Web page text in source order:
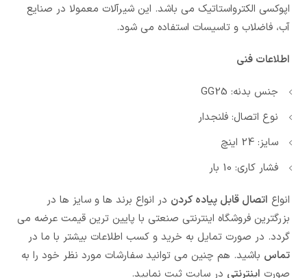
اپوکسی الکترواستاتیک می باشد. این شیرآلات معمولا در صنایع
آب، فاضلاب و تاسیسات استفاده می شود.
اطلاعات فنی
جنس بدنه: GG25
نوع اتصال: فلنجدار
سایز: 24 اینچ
فشار کاری: 10 بار
انواع اتصال قابل پیاده کردن در انواع برند ها و سایز ها در
بزرگترین فروشگاه اینترنتی صنعتی با پایین ترین قیمت عرضه می
گردد. در صورت تمایل به خرید و کسب اطلاعات بیشتر با ما در
تماس باشید. هم چنین می توانید سفارشات مورد نظر خود را به
صورت اینترنتی در سایت ثبت نمایید.